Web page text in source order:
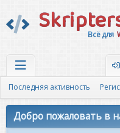
Всё для
Последняя активность
Добро пожаловать в